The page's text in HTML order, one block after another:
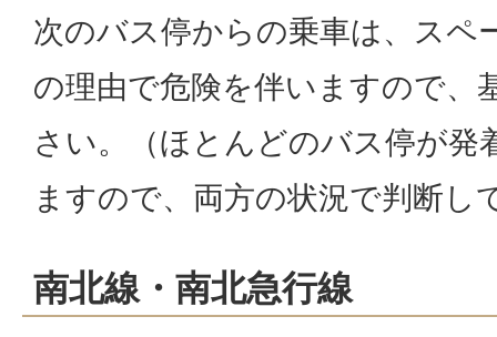
次のバス停からの乗車は、スペ
の理由で危険を伴いますので、
さい。（ほとんどのバス停が発
ますので、両方の状況で判断し
南北線・南北急行線